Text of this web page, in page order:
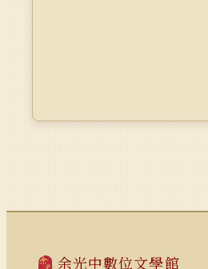
余光中數位文學館